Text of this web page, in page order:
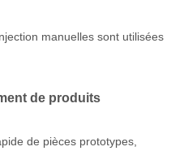
manuelles sont utilisées
de produits
de pièces prototypes,